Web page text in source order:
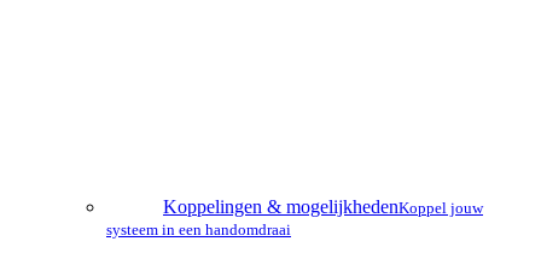
Koppelingen & mogelijkhedenKoppel jouw
systeem in een handomdraai